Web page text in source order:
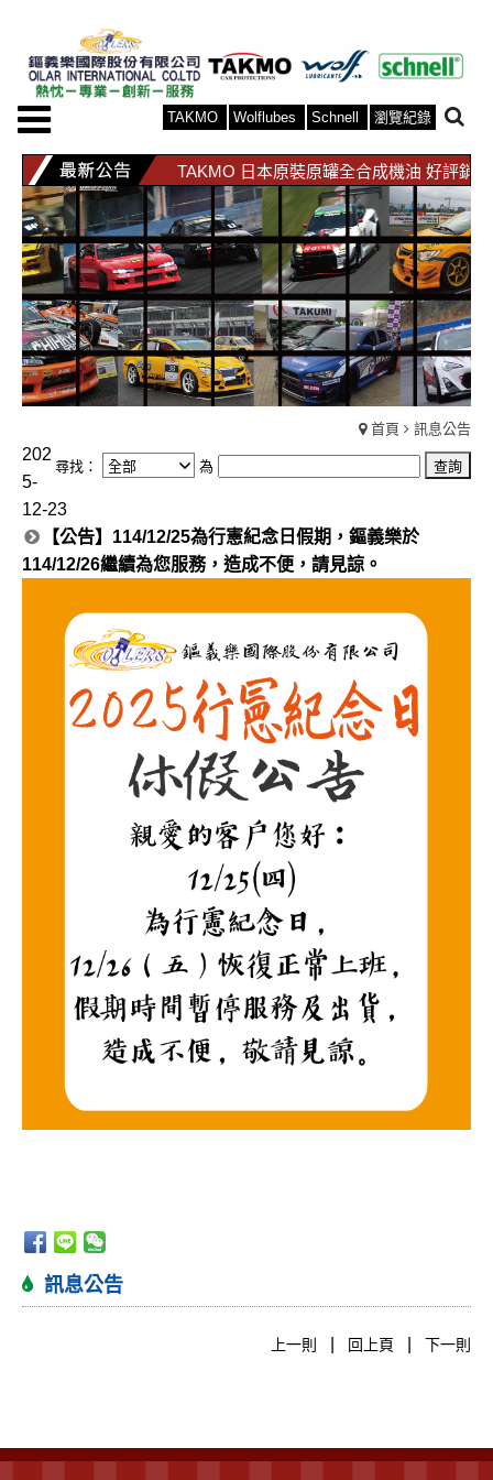
TAKMO Wolflubes Schnell 瀏覽紀錄
TAKMO 日本原裝原罐全合成機油 好評銷
WOLF 比利時原裝原罐全合成機油 好評銷
TAKMO 日本原裝原罐全合成機油 好評銷
WOLF 比利時原裝原罐全合成機油 好評銷
首頁 訊息公告
尋找： 為
202
5-
12-23
【公告】114/12/25為行憲紀念日假期，鏂義樂於
114/12/26繼續為您服務，造成不便，請見諒。
訊息公告
上一則 回上頁 下一則